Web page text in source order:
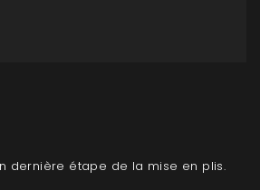
dernière étape de la mise en plis.